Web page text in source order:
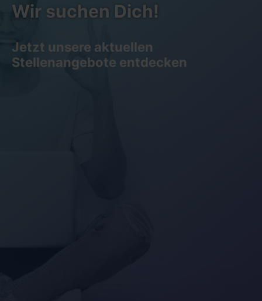
Wir suchen Dich!
Jetzt unsere aktuellen
Stellenangebote entdecken